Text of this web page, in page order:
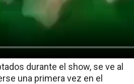
durante el show, se ve al
una primera vez en el